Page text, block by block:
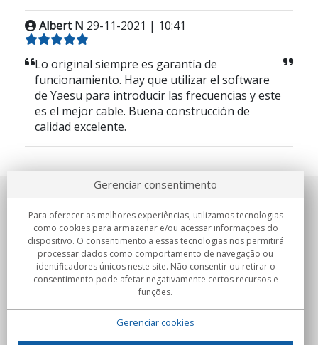
Albert N 29-11-2021 | 10:41
Lo original siempre es garantía de
funcionamiento. Hay que utilizar el software
de Yaesu para introducir las frecuencias y este
es el mejor cable. Buena construcción de
calidad excelente.
Sobre nosotros
Compromissos
Compras
Gerenciar consentimento
Para oferecer as melhores experiências, utilizamos tecnologias
como cookies para armazenar e/ou acessar informações do
dispositivo. O consentimento a essas tecnologias nos permitirá
processar dados como comportamento de navegação ou
identificadores únicos neste site. Não consentir ou retirar o
consentimento pode afetar negativamente certos recursos e
funções.
Gerenciar cookies